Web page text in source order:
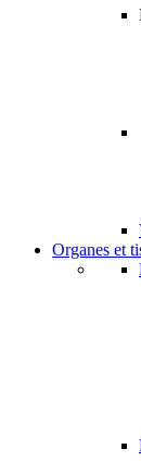
Organes et